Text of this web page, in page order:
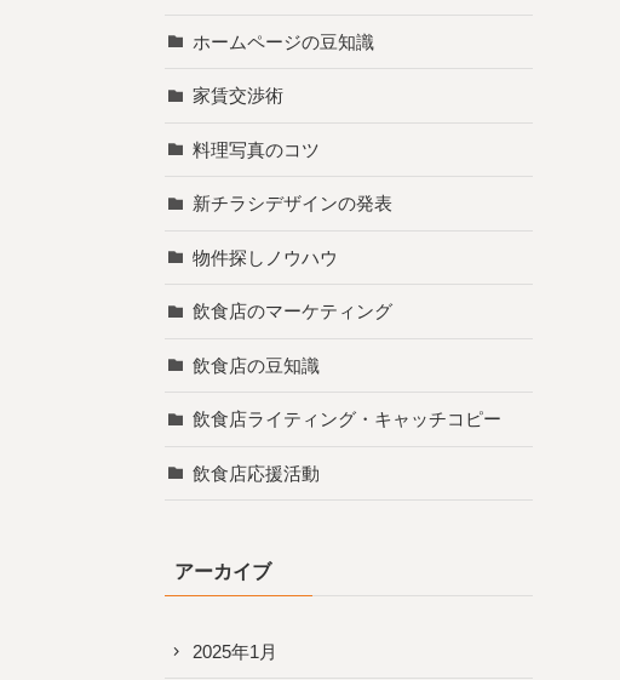
ホームページの豆知識
家賃交渉術
料理写真のコツ
新チラシデザインの発表
物件探しノウハウ
飲食店のマーケティング
飲食店の豆知識
飲食店ライティング・キャッチコピー
飲食店応援活動
アーカイブ
2025年1月